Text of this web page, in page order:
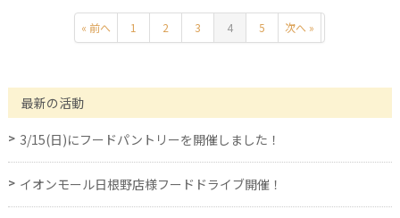
« 前へ 1 2 3 4 5 次へ »
最新の活動
3/15(日)にフードパントリーを開催しました！
イオンモール日根野店様フードドライブ開催！